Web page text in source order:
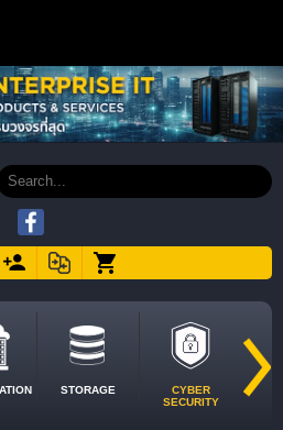
STORAGE
CYBER
SECURITY